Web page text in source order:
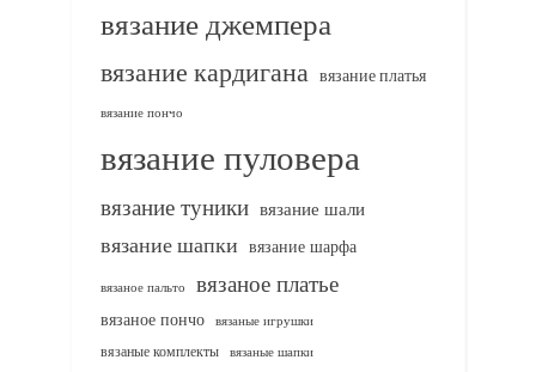
вязание джемпера
вязание кардигана вязание платья
вязание пончо
вязание пуловера
вязание туники вязание шали
вязание шапки вязание шарфа
вязаное пальто вязаное платье
вязаное пончо вязаные игрушки
вязаные комплекты
вязаные шапки